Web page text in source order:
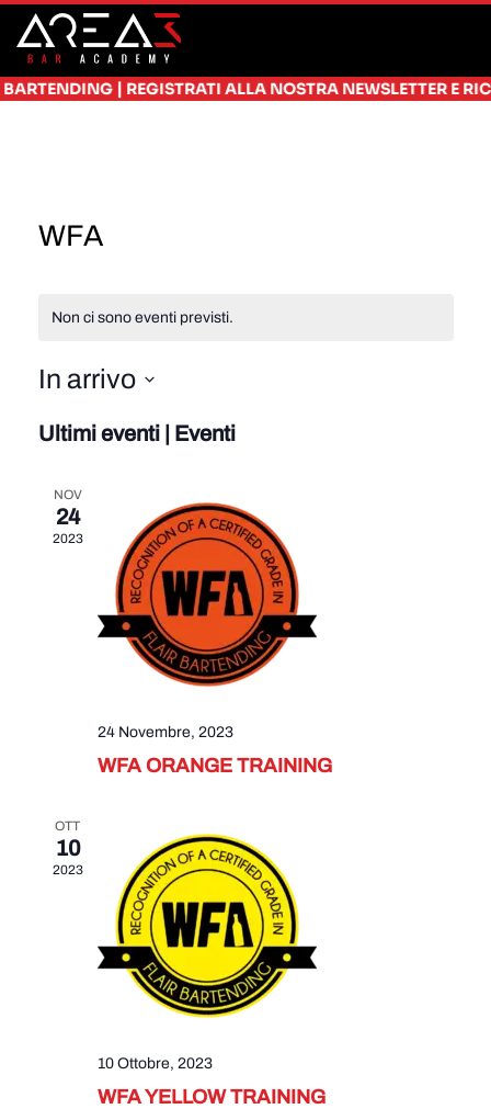
Skip to main content
|REGISTRATI ALLA NOSTRA NEWSLETTER E RICEVI
WFA
Non ci sono eventi previsti.
In arrivo
la
Ultimi eventi | Eventi
NOV
24
2023
24 Novembre, 2023
WFA ORANGE TRAINING
OTT
10
2023
10 Ottobre, 2023
WFA YELLOW TRAINING